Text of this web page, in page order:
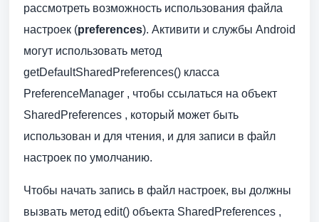
рассмотреть возможность использования файла
настроек (preferences). Активити и службы Android
могут использовать метод
getDefaultSharedPreferences() класса
PreferenceManager , чтобы ссылаться на объект
SharedPreferences , который может быть
использован и для чтения, и для записи в файл
настроек по умолчанию.
Чтобы начать запись в файл настроек, вы должны
вызвать метод edit() объекта SharedPreferences ,